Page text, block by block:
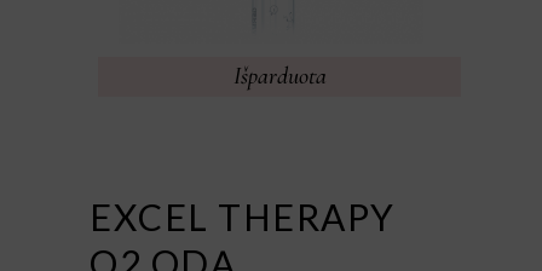
Išparduota
EXCEL THERAPY